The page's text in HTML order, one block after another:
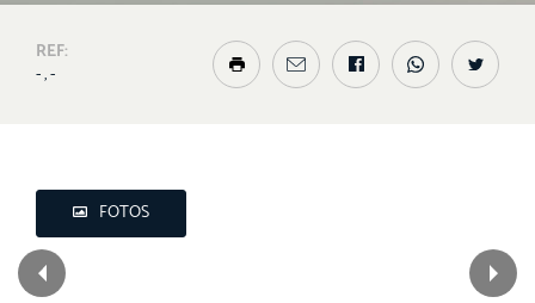
REF:
- , -
FOTOS